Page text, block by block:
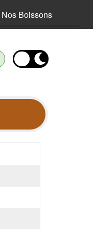
Nos Boissons